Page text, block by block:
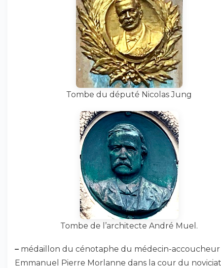
Tombe du député Nicolas Jung
Tombe de l’architecte André Muel.
– médaillon du cénotaphe du médecin-accoucheur
Emmanuel Pierre Morlanne dans la cour du